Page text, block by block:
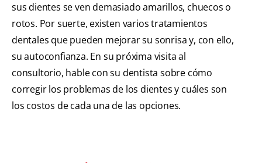
sus dientes se ven demasiado amarillos, chuecos o
rotos. Por suerte, existen varios tratamientos
dentales que pueden mejorar su sonrisa y, con ello,
su autoconfianza. En su próxima visita al
consultorio, hable con su dentista sobre cómo
corregir los problemas de los dientes y cuáles son
los costos de cada una de las opciones.